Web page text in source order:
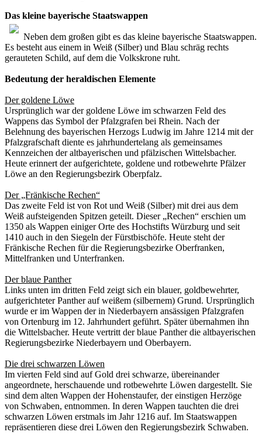
Das kleine bayerische Staatswappen
Neben dem großen gibt es das kleine bayerische Staatswappen.
Es besteht aus einem in Weiß (Silber) und Blau schräg rechts
gerauteten Schild, auf dem die Volkskrone ruht.
Bedeutung der heraldischen Elemente
Der goldene Löwe
Ursprünglich war der goldene Löwe im schwarzen Feld des
Wappens das Symbol der Pfalzgrafen bei Rhein. Nach der
Belehnung des bayerischen Herzogs Ludwig im Jahre 1214 mit der
Pfalzgrafschaft diente es jahrhundertelang als gemeinsames
Kennzeichen der altbayerischen und pfälzischen Wittelsbacher.
Heute erinnert der aufgerichtete, goldene und rotbewehrte Pfälzer
Löwe an den Regierungsbezirk Oberpfalz.
Der „Fränkische Rechen“
Das zweite Feld ist von Rot und Weiß (Silber) mit drei aus dem
Weiß aufsteigenden Spitzen geteilt. Dieser „Rechen“ erschien um
1350 als Wappen einiger Orte des Hochstifts Würzburg und seit
1410 auch in den Siegeln der Fürstbischöfe. Heute steht der
Fränkische Rechen für die Regierungsbezirke Oberfranken,
Mittelfranken und Unterfranken.
Der blaue Panther
Links unten im dritten Feld zeigt sich ein blauer, goldbewehrter,
aufgerichteter Panther auf weißem (silbernem) Grund. Ursprünglich
wurde er im Wappen der in Niederbayern ansässigen Pfalzgrafen
von Ortenburg im 12. Jahrhundert geführt. Später übernahmen ihn
die Wittelsbacher. Heute vertritt der blaue Panther die altbayerischen
Regierungsbezirke Niederbayern und Oberbayern.
Die drei schwarzen Löwen
Im vierten Feld sind auf Gold drei schwarze, übereinander
angeordnete, herschauende und rotbewehrte Löwen dargestellt. Sie
sind dem alten Wappen der Hohenstaufer, der einstigen Herzöge
von Schwaben, entnommen. In deren Wappen tauchten die drei
schwarzen Löwen erstmals im Jahr 1216 auf. Im Staatswappen
repräsentieren diese drei Löwen den Regierungsbezirk Schwaben.